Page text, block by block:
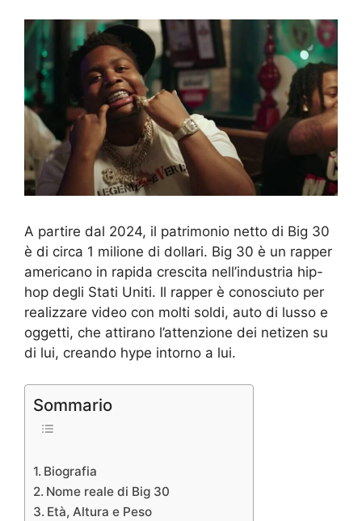
A partire dal 2024, il patrimonio netto di Big 30
è di circa 1 milione di dollari. Big 30 è un rapper
americano in rapida crescita nell’industria hip-
hop degli Stati Uniti. Il rapper è conosciuto per
realizzare video con molti soldi, auto di lusso e
oggetti, che attirano l’attenzione dei netizen su
di lui, creando hype intorno a lui.
Sommario
Biografia
Nome reale di Big 30
Età, Altura e Peso